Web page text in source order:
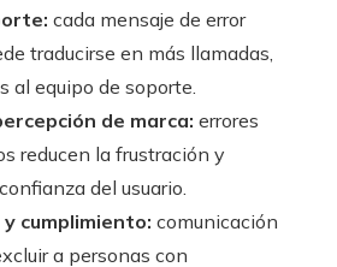
cada mensaje de error
traducirse en más llamadas,
al equipo de soporte.
de marca: errores
reducen la frustración y
del usuario.
cumplimiento: comunicación
a personas con